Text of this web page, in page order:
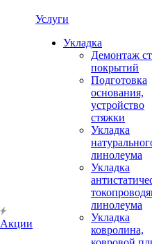
Акции
Услуги
Укладка
Демонтаж
покрытий
Подготовка
основания,
устройство
стяжки
Укладка
линолеума
Укладка
линолеума
Укладка
ковролина,